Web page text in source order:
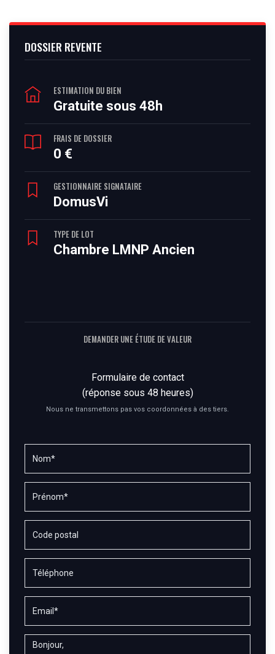
DOSSIER REVENTE
ESTIMATION DU BIEN
Gratuite sous 48h
FRAIS DE DOSSIER
0 €
GESTIONNAIRE SIGNATAIRE
DomusVi
TYPE DE LOT
Chambre LMNP Ancien
DEMANDER UNE ÉTUDE DE VALEUR
Formulaire de contact
(réponse sous 48 heures)
Nous ne transmettons pas vos coordonnées à des tiers.